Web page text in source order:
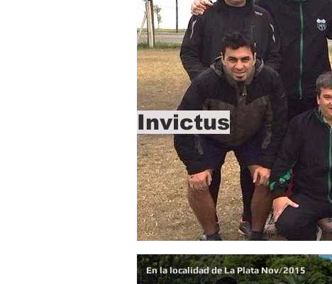
Invictus
En la localidad de La Plata Nov/2015